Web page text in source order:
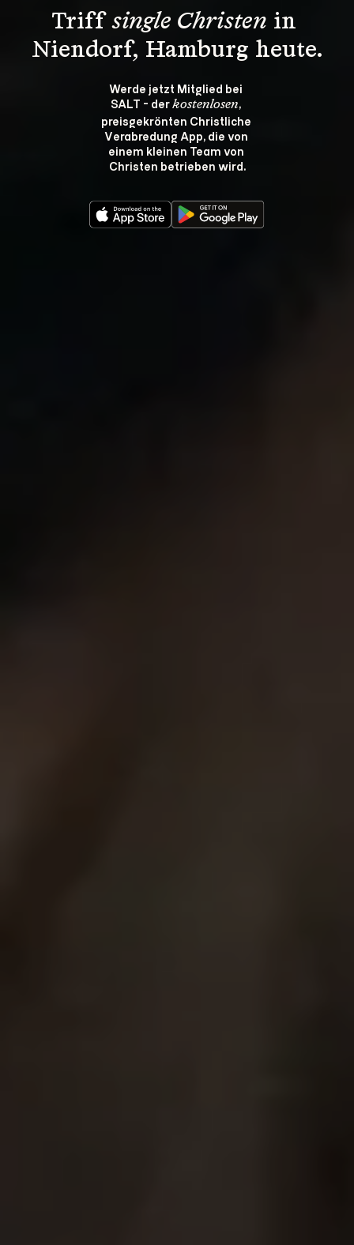
Triff single Christen in
Niendorf, Hamburg heute.
Werde jetzt Mitglied bei
SALT - der kostenlosen,
preisgekrönten Christliche
Verabredung App, die von
einem kleinen Team von
Christen betrieben wird.